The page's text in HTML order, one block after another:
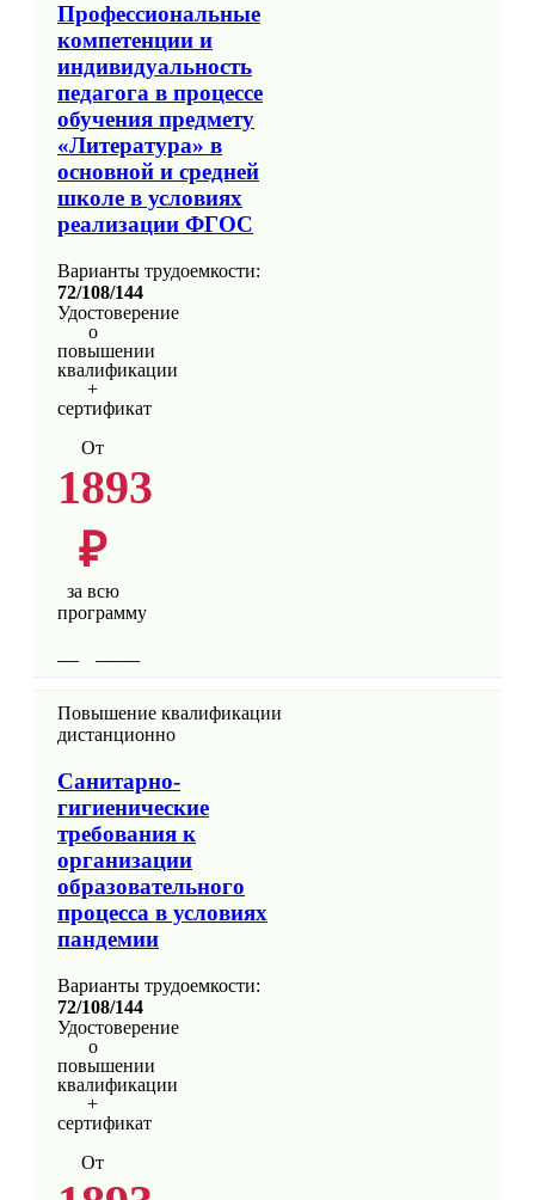
Профессиональные
компетенции и
индивидуальность
педагога в процессе
обучения предмету
«Литература» в
основной и средней
школе в условиях
реализации ФГОС
Варианты трудоемкости:
72/108/144
Удостоверение
о
повышении
квалификации
+
сертификат
От
1893
₽
за всю
программу
Повышение квалификации
дистанционно
Санитарно-
гигиенические
требования к
организации
образовательного
процесса в условиях
пандемии
Варианты трудоемкости:
72/108/144
Удостоверение
о
повышении
квалификации
+
сертификат
От